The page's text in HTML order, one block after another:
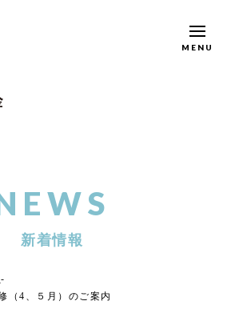
MENU
新着情報
（4、５月）のご案内